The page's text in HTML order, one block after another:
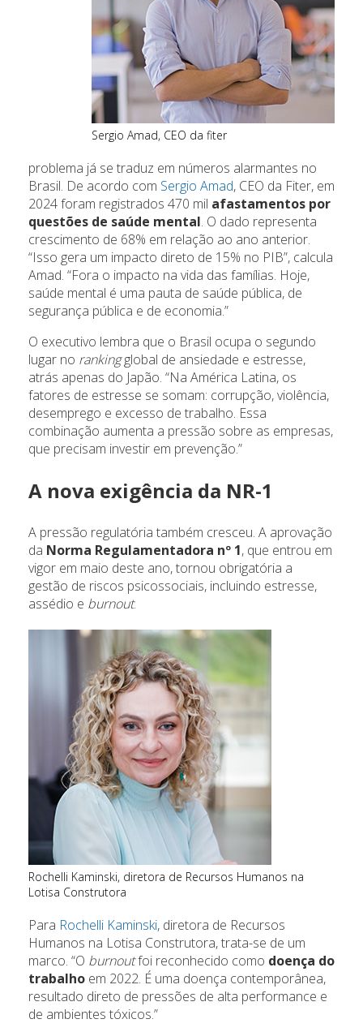
Sergio Amad, CEO da fiter
problema já se traduz em números alarmantes no
Brasil. De acordo com Sergio Amad, CEO da Fiter, em
2024 foram registrados 470 mil afastamentos por
questões de saúde mental. O dado representa
crescimento de 68% em relação ao ano anterior.
“Isso gera um impacto direto de 15% no PIB”, calcula
Amad. “Fora o impacto na vida das famílias. Hoje,
saúde mental é uma pauta de saúde pública, de
segurança pública e de economia.”
O executivo lembra que o Brasil ocupa o segundo
lugar no rankingglobal de ansiedade e estresse,
atrás apenas do Japão. “Na América Latina, os
fatores de estresse se somam: corrupção, violência,
desemprego e excesso de trabalho. Essa
combinação aumenta a pressão sobre as empresas,
que precisam investir em prevenção.”
A nova exigência da NR-1
A pressão regulatória também cresceu. A aprovação
da Norma Regulamentadora nº 1, que entrou em
vigor em maio deste ano, tornou obrigatória a
gestão de riscos psicossociais, incluindo estresse,
assédio e burnout.
Rochelli Kaminski, diretora de Recursos Humanos na
Lotisa Construtora
Para Rochelli Kaminski, diretora de Recursos
Humanos na Lotisa Construtora, trata-se de um
marco. “O burnoutfoi reconhecido como doença do
trabalho em 2022. É uma doença contemporânea,
resultado direto de pressões de alta performance e
de ambientes tóxicos.”